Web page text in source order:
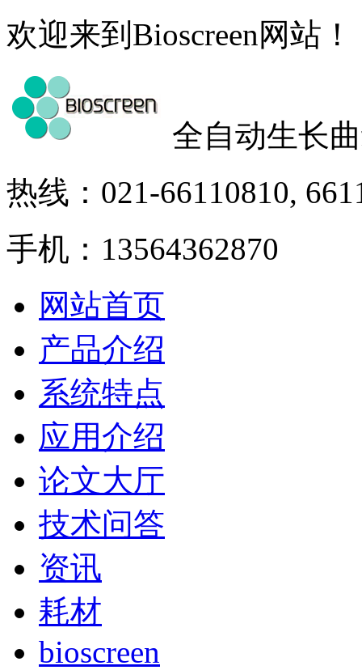
欢迎来到Bioscreen网站！
全自动生长
热线：021-66110810,
手机：13564362870
网站首页
产品介绍
系统特点
应用介绍
论文大厅
技术问答
资讯
耗材
bioscreen